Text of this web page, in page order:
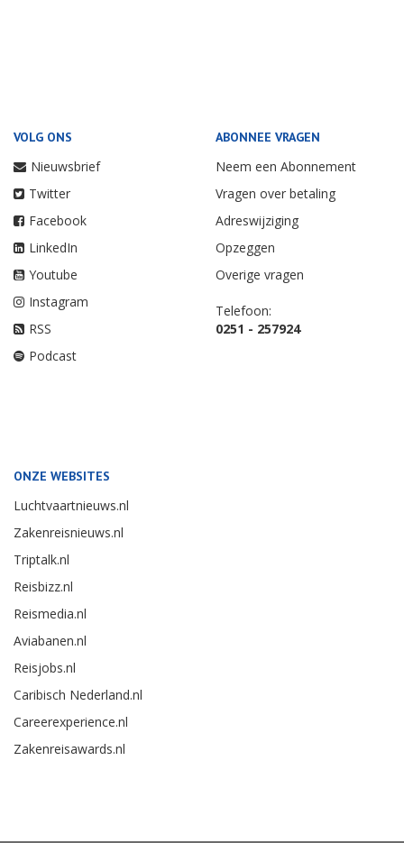
VOLG ONS
Nieuwsbrief
Twitter
Facebook
LinkedIn
Youtube
Instagram
RSS
Podcast
ABONNEE VRAGEN
Neem een Abonnement
Vragen over betaling
Adreswijziging
Opzeggen
Overige vragen
Telefoon:
0251 - 257924
ONZE WEBSITES
Luchtvaartnieuws.nl
Zakenreisnieuws.nl
Triptalk.nl
Reisbizz.nl
Reismedia.nl
Aviabanen.nl
Reisjobs.nl
Caribisch Nederland.nl
Careerexperience.nl
Zakenreisawards.nl